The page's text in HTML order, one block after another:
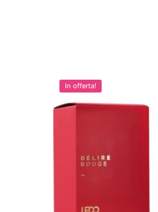
In offerta!